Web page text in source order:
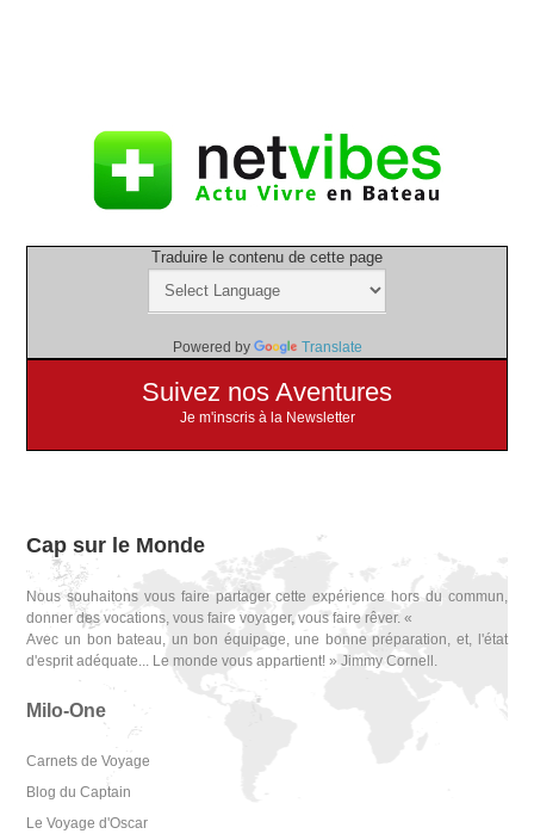
Traduire le contenu de cette page
Powered by Translate
Suivez nos Aventures
Je m'inscris à la Newsletter
Cap sur le Monde
Nous souhaitons vous faire partager cette expérience hors du commun,
donner des vocations, vous faire voyager, vous faire rêver. «
Avec un bon bateau, un bon équipage, une bonne préparation, et, l'état
d'esprit adéquate... Le monde vous appartient! » Jimmy Cornell.
Milo-One
Carnets de Voyage
Blog du Captain
Le Voyage d'Oscar